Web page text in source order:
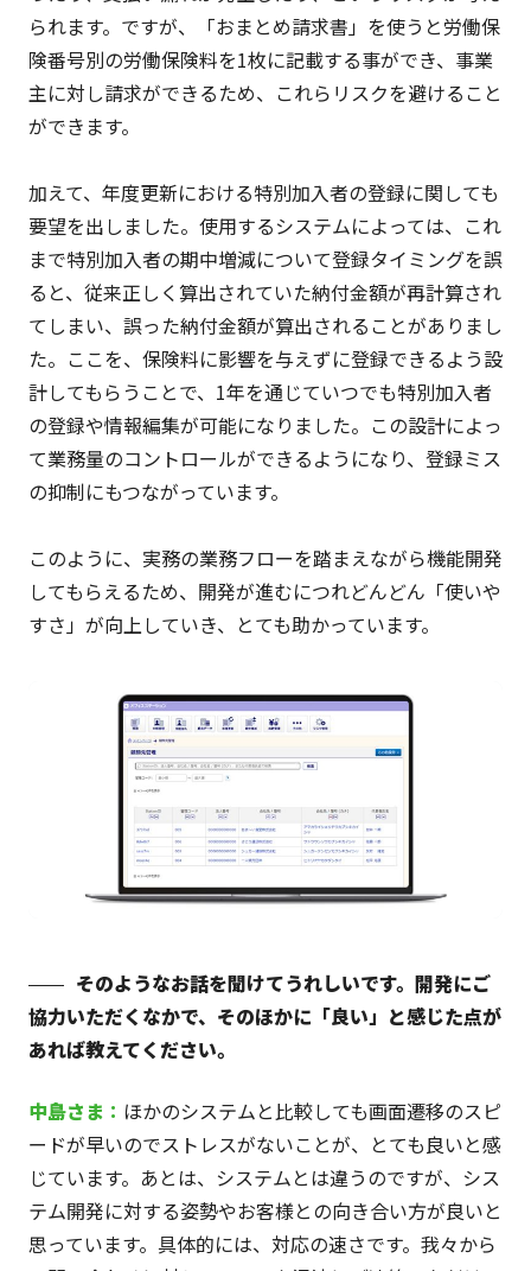
られます。ですが、「おまとめ請求書」を使うと労働保
険番号別の労働保険料を1枚に記載する事ができ、事業
主に対し請求ができるため、これらリスクを避けること
ができます。
加えて、年度更新における特別加入者の登録に関しても
要望を出しました。使用するシステムによっては、これ
まで特別加入者の期中増減について登録タイミングを誤
ると、従来正しく算出されていた納付金額が再計算され
てしまい、誤った納付金額が算出されることがありまし
た。ここを、保険料に影響を与えずに登録できるよう設
計してもらうことで、1年を通じていつでも特別加入者
の登録や情報編集が可能になりました。この設計によっ
て業務量のコントロールができるようになり、登録ミス
の抑制にもつながっています。
このように、実務の業務フローを踏まえながら機能開発
してもらえるため、開発が進むにつれどんどん「使いや
すさ」が向上していき、とても助かっています。
そのようなお話を聞けてうれしいです。開発にご
協力いただくなかで、そのほかに「良い」と感じた点が
あれば教えてください。
中島さま ： ほかのシステムと比較しても画面遷移のスピ
ードが早いのでストレスがないことが、とても良いと感
じています。あとは、システムとは違うのですが、シス
テム開発に対する姿勢やお客様との向き合い方が良いと
思っています。具体的には、対応の速さです。我々から